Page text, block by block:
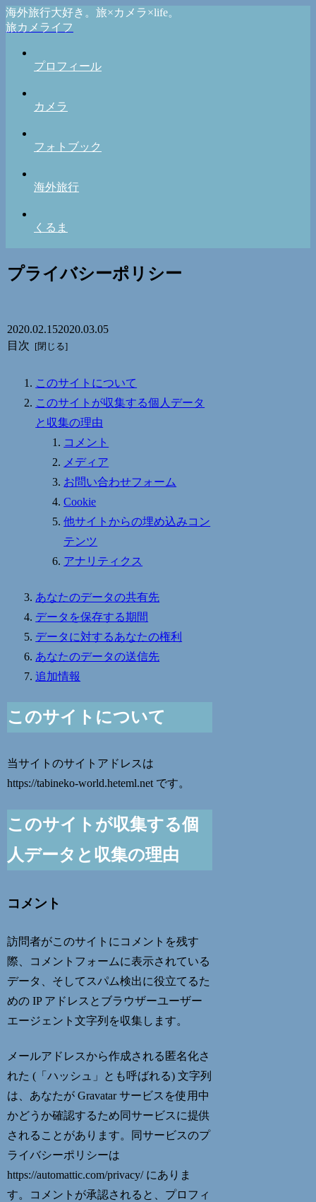
海外旅行大好き。旅×カメラ×life。
旅カメライフ
プロフィール
カメラ
フォトブック
海外旅行
くるま
プライバシーポリシー
2020.02.152020.03.05
目次
このサイトについて
このサイトが収集する個人データ
と収集の理由
コメント
メディア
お問い合わせフォーム
Cookie
他サイトからの埋め込みコン
テンツ
アナリティクス
あなたのデータの共有先
データを保存する期間
データに対するあなたの権利
あなたのデータの送信先
追加情報
このサイトについて
当サイトのサイトアドレスは
https://tabineko-world.heteml.net です。
このサイトが収集する個
人データと収集の理由
コメント
訪問者がこのサイトにコメントを残す
際、コメントフォームに表示されている
データ、そしてスパム検出に役立てるた
めの IP アドレスとブラウザーユーザー
エージェント文字列を収集します。
メールアドレスから作成される匿名化さ
れた (「ハッシュ」とも呼ばれる) 文字列
は、あなたが Gravatar サービスを使用中
かどうか確認するため同サービスに提供
されることがあります。同サービスのプ
ライバシーポリシーは
https://automattic.com/privacy/ にありま
す。コメントが承認されると、プロフィ